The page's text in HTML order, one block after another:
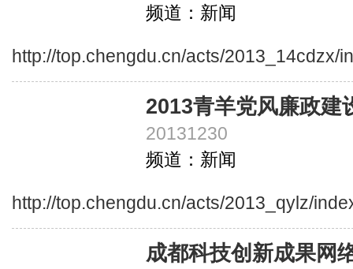
频道：新闻
http://top.chengdu.cn/acts/2013_14cdzx/
2013青羊党风廉政建
20131230
频道：新闻
http://top.chengdu.cn/acts/2013_qylz/
成都科技创新成果网